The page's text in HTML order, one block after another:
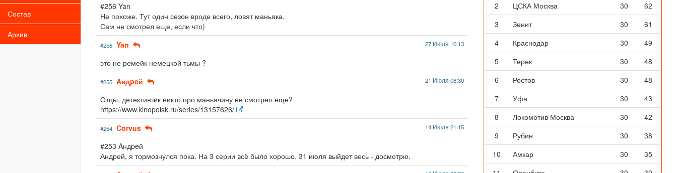
Состав
Архив
#256 Yan
Не похоже. Тут один сезон вроде всего, ловят маньяка.
Сам не смотрел еще, если что)
#256 Yan 27 Июля 10:13
это не ремейк немецкой тьмы ?
#255 Aндpeй 21 Июля 08:30
Отцы, детективчик никто про маньячину не смотрел еще?
https://www.kinopoisk.ru/series/13157626/
#254 Corvus 14 Июля 21:15
#253 Aндpeй
Андрей, я тормознулся пока. На 3 серии всё было хорошо. 31 июля выйдет весь - досмотрю.
2
ЦСКА Москва 30
62
3
Зенит 30
61
4
Краснодар 30
49
5
Терек 30
48
6
Ростов 30
48
7
Уфа 30
43
8
Локомотив Москва 30
42
9
Рубин 30
38
10
Амкар 30
35